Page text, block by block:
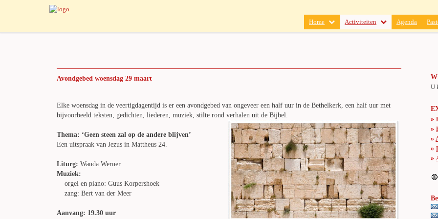
Home Activiteiten Agenda
Avondgebed woensdag 29 maart
Elke woensdag in de veertigdagentijd is er een avondgebed van ongeveer een half uur in de Bethelkerk, een half uur met
bijvoorbeeld teksten, gedichten, liederen, muziek, stilte rond verhalen uit de Bijbel.
Thema: ‘Geen steen zal op de andere blijven’
Een uitspraak van Jezus in Mattheus 24.
Liturg: Wanda Werner
Muziek:
orgel en piano: Guus Korpershoek
zang: Bert van der Meer
Aanvang: 19.30 uur
U
»
»
»
»
»